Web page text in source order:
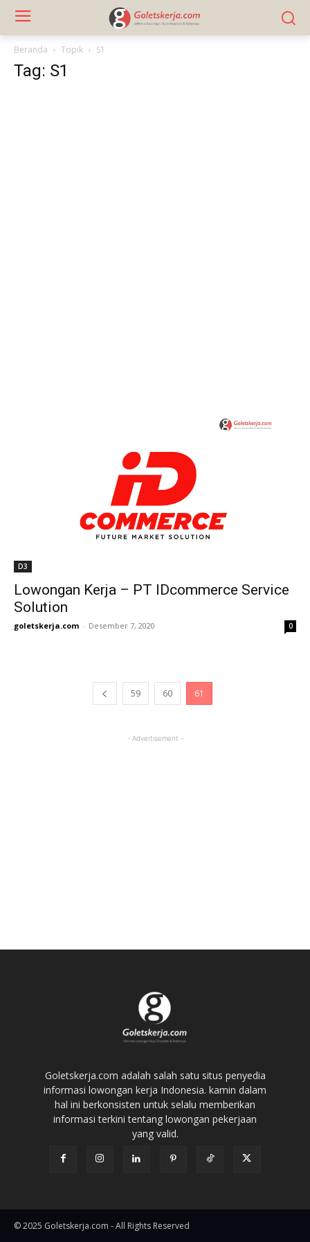
Beranda Topik S1
Tag: S1
D3
Lowongan Kerja – PT IDcommerce Service
Solution
goletskerja.com - Desember 7, 2020 0
59 60 61
- Advertisement -
Goletskerja.com adalah salah satu situs penyedia
informasi lowongan kerja Indonesia. kamin dalam
hal ini berkonsisten untuk selalu memberikan
informasi terkini tentang lowongan pekerjaan
yang valid.
© 2025 Goletskerja.com - All Rights Reserved